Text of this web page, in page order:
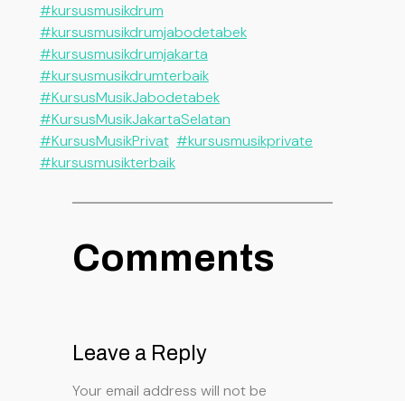
#kursusmusikdrum
#kursusmusikdrumjabodetabek
#kursusmusikdrumjakarta
#kursusmusikdrumterbaik
#KursusMusikJabodetabek
#KursusMusikJakartaSelatan
#KursusMusikPrivat #kursusmusikprivate
#kursusmusikterbaik
Comments
Leave a Reply
Your email address will not be